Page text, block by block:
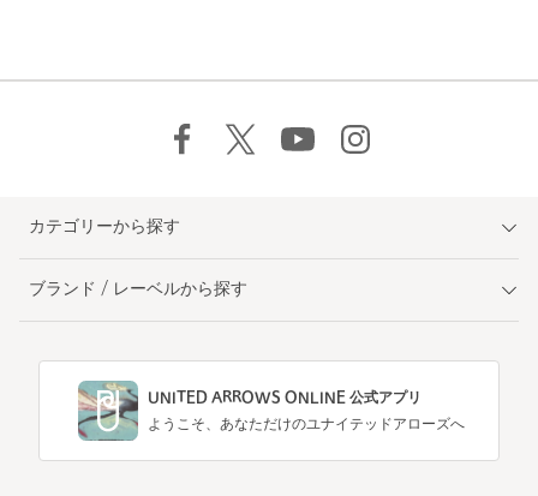
カテゴリーから探す
ブランド / レーベルから探す
UNITED ARROWS ONLINE 公式アプリ
ようこそ、あなただけのユナイテッドアローズへ